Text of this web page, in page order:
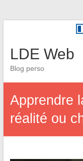
LDE Web
Blog perso
Apprendre
réalité ou